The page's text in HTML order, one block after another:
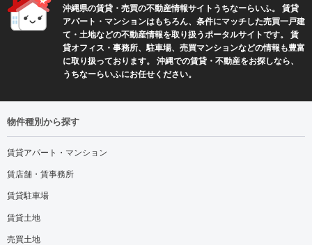
沖縄県の賃貸・売買の不動産情報サイトうちなーらいふ。 賃貸
アパート・マンションはもちろん、条件にマッチした売買一戸建
て・土地などの不動産情報を取り扱うポータルサイトです。 賃
貸オフィス・事務所、駐車場、売買マンションなどの情報も豊富
に取り扱っております。 沖縄での賃貸・不動産をお探しなら、
うちなーらいふにお任せください。
物件種別から探す
賃貸アパート・マンション
賃店舗・賃事務所
賃貸駐車場
賃貸土地
売買土地